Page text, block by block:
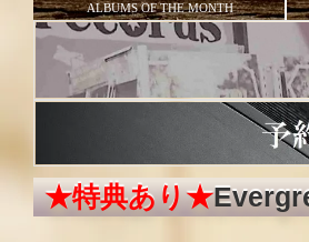
ALBUMS OF THE MONTH
★特典あり★